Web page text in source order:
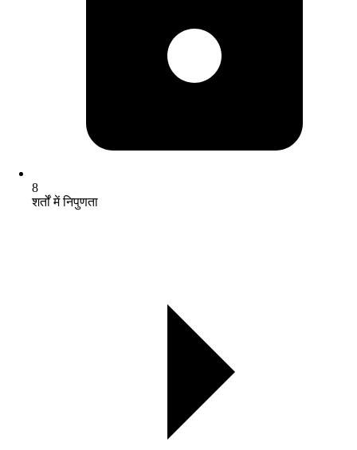
8
शर्तों में निपुणता